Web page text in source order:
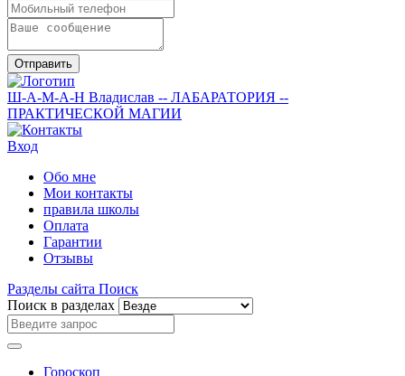
Отправить
Ш-А-М-А-Н Владислав -- ЛАБАРАТОРИЯ --
ПРАКТИЧЕСКОЙ МАГИИ
Вход
Обо мне
Мои контакты
правила школы
Оплата
Гарантии
Отзывы
Разделы сайта Поиск
Поиск в разделах
Гороскоп